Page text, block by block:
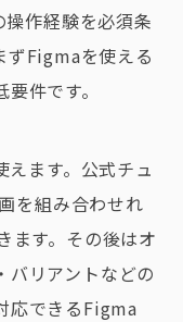
作経験を必須条
ずFigmaを使える
件です。
ます。公式チュ
を組み合わせれ
ます。その後はオ
バリアントなどの
応できるFigma